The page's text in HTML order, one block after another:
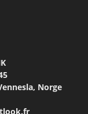
Norge